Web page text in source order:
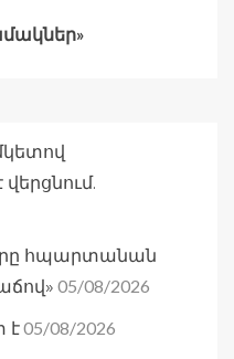
հպարտանան
05/08/2026
է05/08/2026